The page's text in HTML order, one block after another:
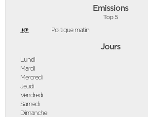
Emissions
Top 5
Politique matin
Jours
Lundi
Mardi
Mercredi
Jeudi
Vendredi
Samedi
Dimanche